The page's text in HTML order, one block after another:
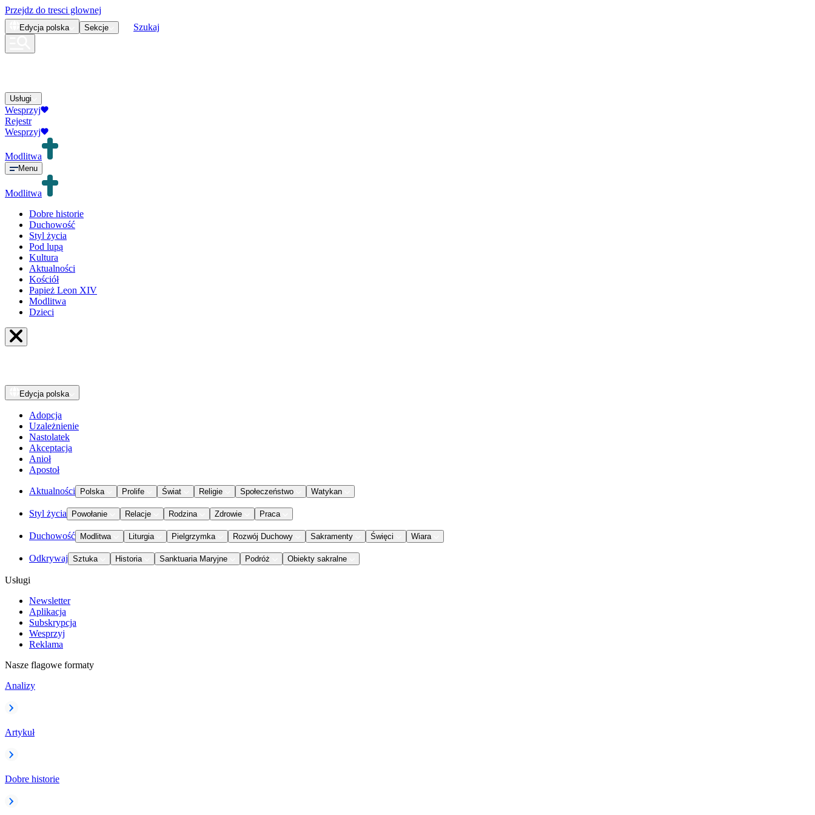
Przejdz do tresci glownej
Edycja polska Sekcje Szukaj
Usługi
Wesprzyj
Rejestr
Wesprzyj
Modlitwa
Menu
Modlitwa
Dobre historie
Duchowość
Styl życia
Pod lupą
Kultura
Aktualności
Kościół
Papież Leon XIV
Modlitwa
Dzieci
Edycja polska
Adopcja
Uzależnienie
Nastolatek
Akceptacja
Anioł
Apostoł
Aktualności Polska Prolife Świat Religie Społeczeństwo Watykan
Styl życia Powołanie Relacje Rodzina Zdrowie Praca
Duchowość Modlitwa Liturgia Pielgrzymka Rozwój Duchowy Sakramenty Święci Wiara
Odkrywaj Sztuka Historia Sanktuaria Maryjne Podróż Obiekty sakralne
Usługi
Newsletter
Aplikacja
Subskrypcja
Wesprzyj
Reklama
Nasze flagowe formaty
Analizy
Artykuł
Dobre historie